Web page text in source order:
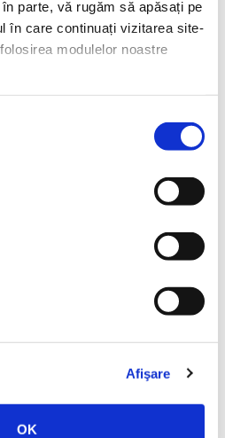
parte, vă rugăm să apăsați pe
în care continuați vizitarea site-
modulelor noastre
Afişare
OK
Lumea noastră orwelliană